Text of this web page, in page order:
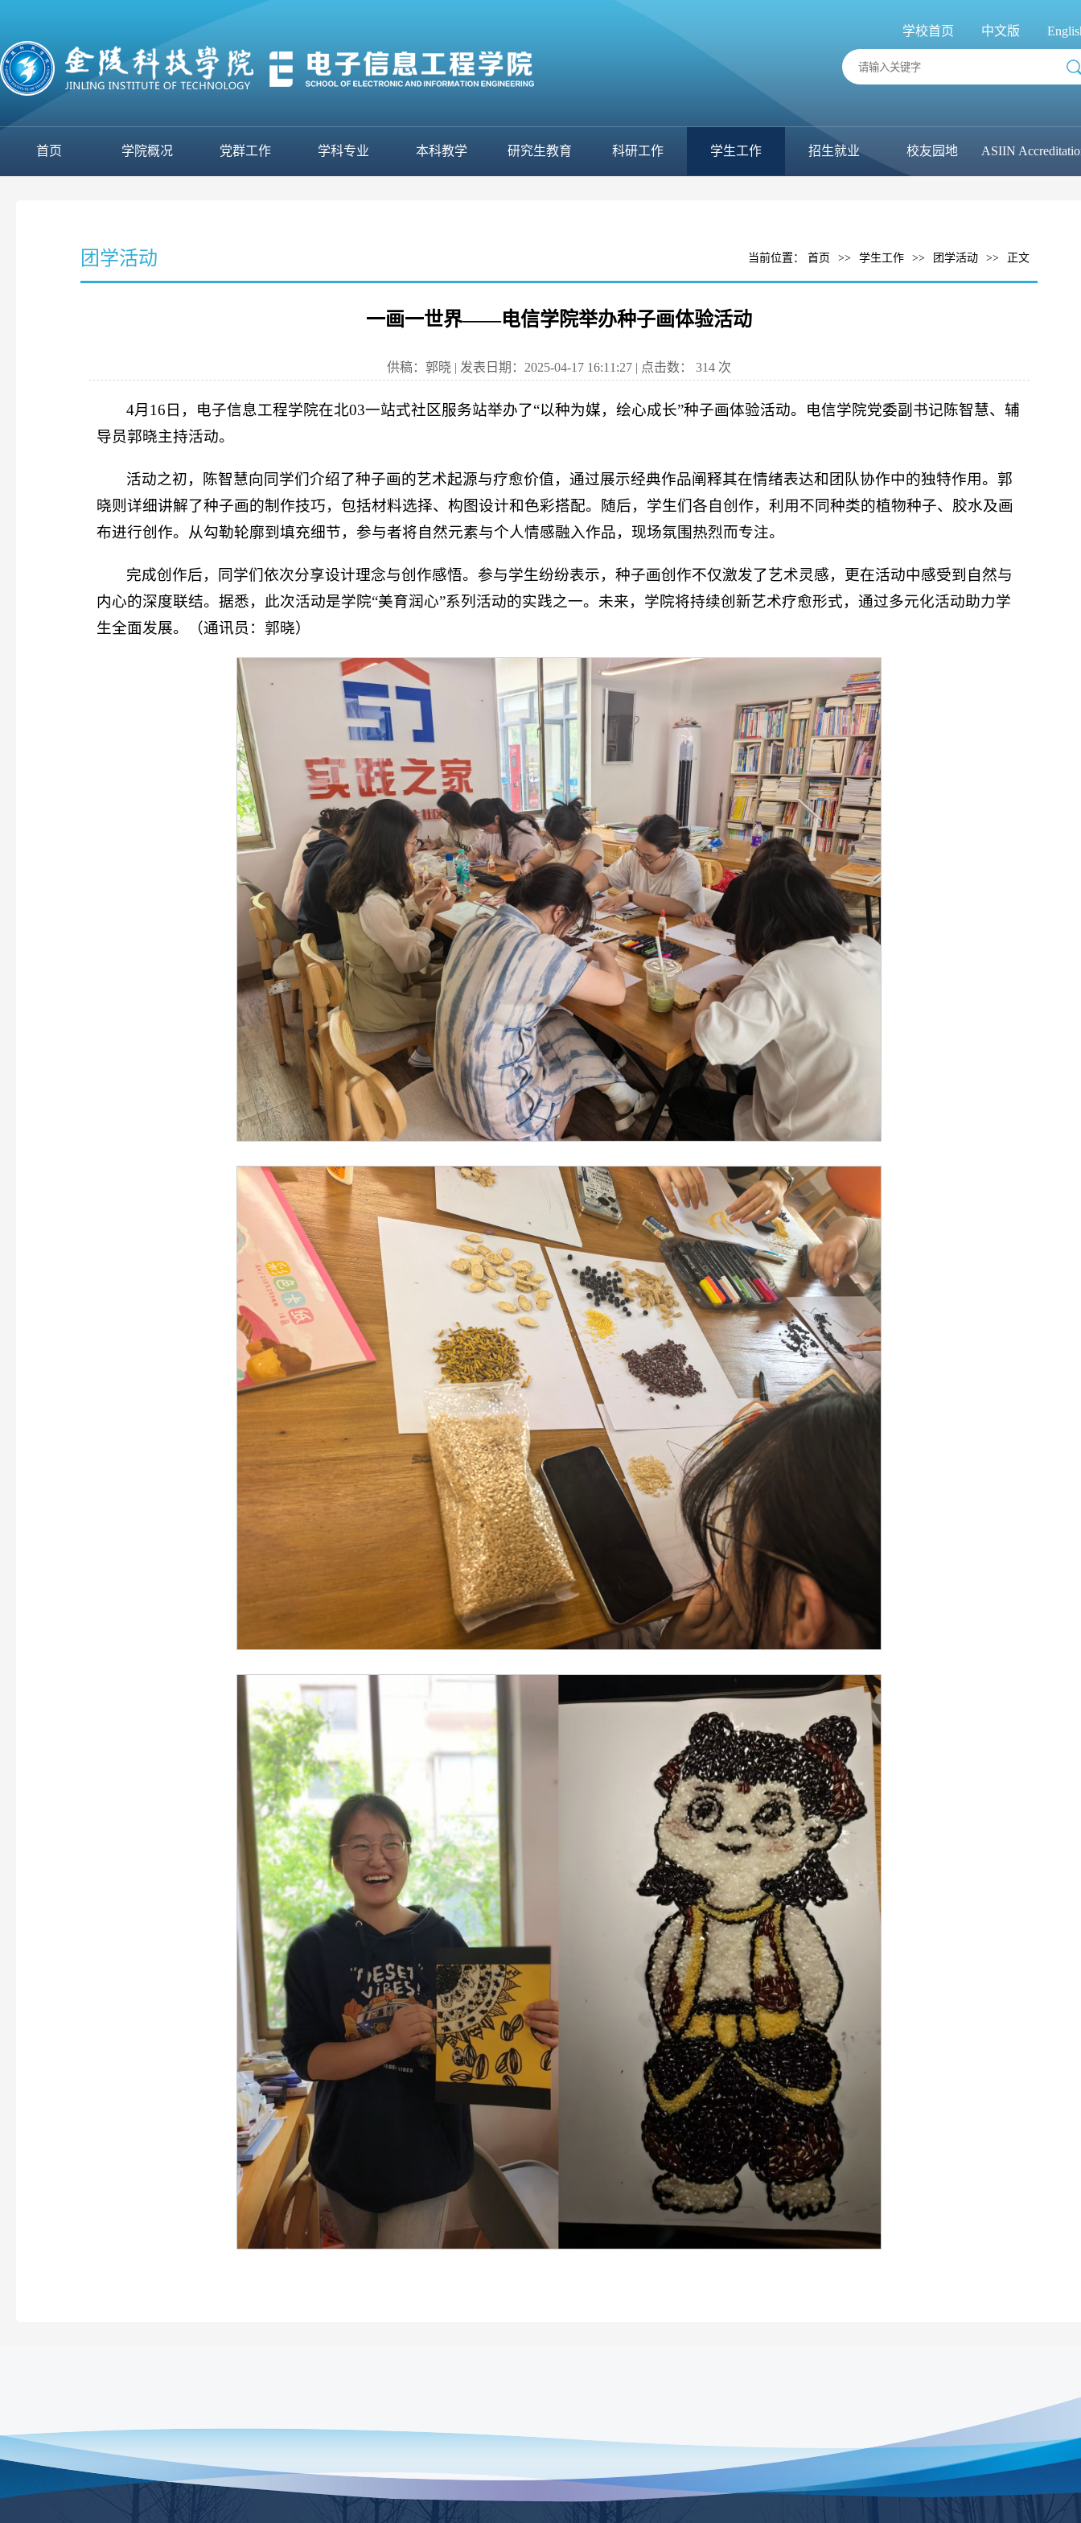
学校首页 中文版
首页 学院概况 党群工作 学科专业 本科教学 研究生教育 科研工作 学生工作 招生就业 校友园地 ASIIN
当前位置： 首页 >> 学生工作 >> 团学活动 >> 正文
团学活动
一画一世界——电信学院举办种子画体验活动
供稿：郭晓 | 发表日期：2025-04-17 16:11:27 | 点击数： 314 次
4月16日，电子信息工程学院在北03一站式社区服务站举办了“以种为媒，绘心成长”种子画体验活动。电信学院党委副书记陈智慧、辅
导员郭晓主持活动。
活动之初，陈智慧向同学们介绍了种子画的艺术起源与疗愈价值，通过展示经典作品阐释其在情绪表达和团队协作中的独特作用。郭
晓则详细讲解了种子画的制作技巧，包括材料选择、构图设计和色彩搭配。随后，学生们各自创作，利用不同种类的植物种子、胶水及画
布进行创作。从勾勒轮廓到填充细节，参与者将自然元素与个人情感融入作品，现场氛围热烈而专注。
完成创作后，同学们依次分享设计理念与创作感悟。参与学生纷纷表示，种子画创作不仅激发了艺术灵感，更在活动中感受到自然与
内心的深度联结。据悉，此次活动是学院“美育润心”系列活动的实践之一。未来，学院将持续创新艺术疗愈形式，通过多元化活动助力学
生全面发展。（通讯员：郭晓）